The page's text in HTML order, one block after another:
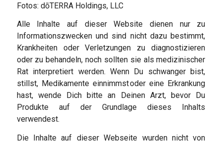
Fotos: dōTERRA Holdings, LLC
Alle Inhalte auf dieser Website dienen nur zu
Informationszwecken und sind nicht dazu bestimmt,
Krankheiten oder Verletzungen zu diagnostizieren
oder zu behandeln, noch sollten sie als medizinischer
Rat interpretiert werden. Wenn Du schwanger bist,
stillst, Medikamente einnimmst oder eine Erkrankung
hast, wende Dich bitte an Deinen Arzt, bevor Du
Produkte auf der Grundlage dieses Inhalts
verwendest.
Die Inhalte auf dieser Webseite wurden nicht von